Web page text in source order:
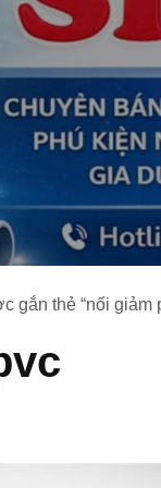
gắn thẻ “nối giảm